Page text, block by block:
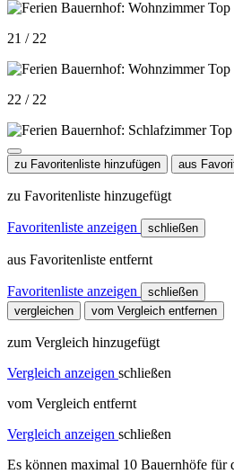
21 / 22
22 / 22
zu Favoritenliste hinzufügen aus
zu Favoritenliste hinzugefügt
Favoritenliste anzeigen schließen
aus Favoritenliste entfernt
Favoritenliste anzeigen
schließen
vergleichen
vom Vergleich entfernen
zum Vergleich hinzugefügt
Vergleich anzeigen schließen
vom Vergleich entfernt
Vergleich anzeigen schließen
Es können maximal 10 Bauernhöfe für